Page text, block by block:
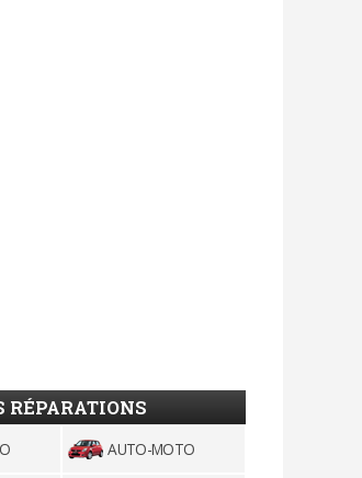
RÉPARATIONS
AUTO-MOTO